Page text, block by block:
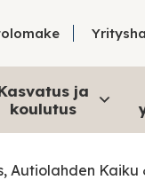
ja
koulutus
Autiolahden Kaiku